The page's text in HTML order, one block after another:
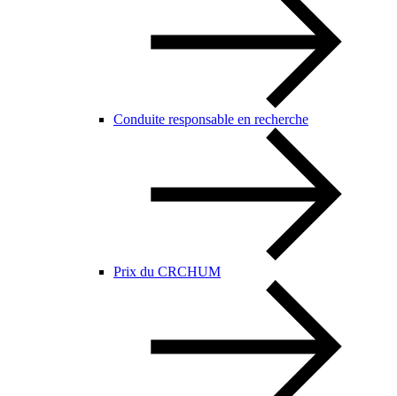
Conduite responsable en recherche
Prix du CRCHUM